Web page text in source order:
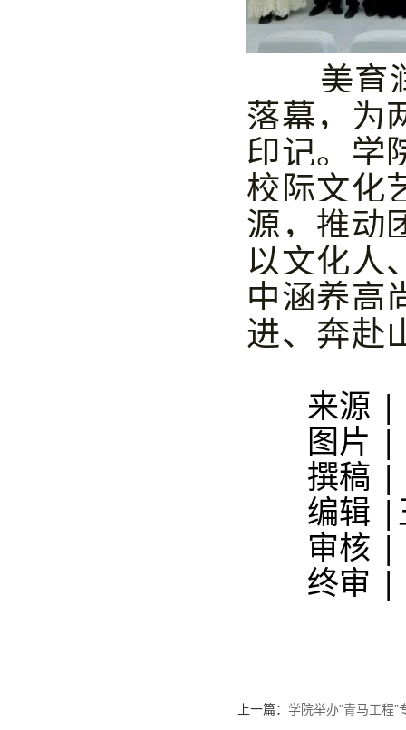
美育
落幕，为
印记。学
校际文化
源，推动
以文化人
中涵养高
进、奔赴
来源 |
图片 |
撰稿 |
编辑 |
审核 |
终审 |
上一篇： 学院举办"青马工程"